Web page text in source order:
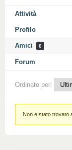
Attività
Profilo
Amici 0
Forum
Ordinato per:
Amici
Non è stato trovato